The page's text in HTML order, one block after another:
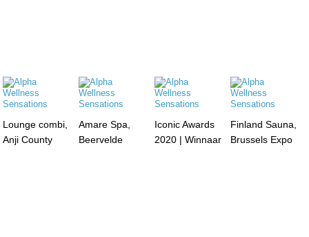
Lounge combi,
Anji County
Amare Spa,
Beervelde
Iconic Awards
2020 | Winnaar
Finland Sauna,
Brussels Expo